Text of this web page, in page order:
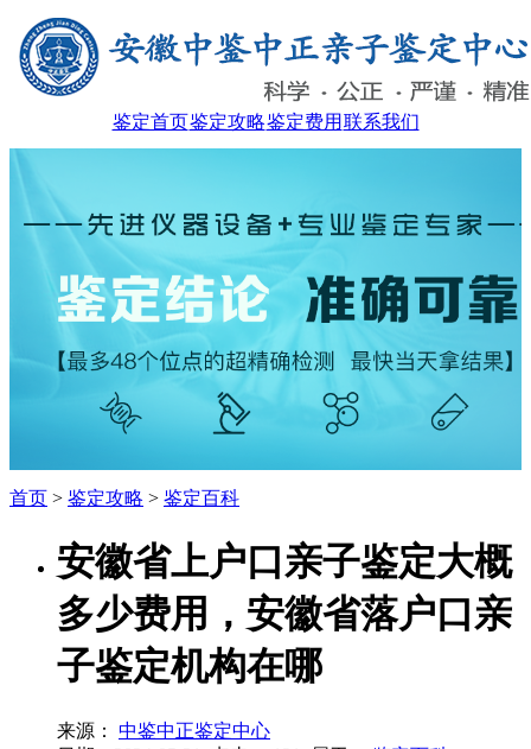
鉴定首页鉴定攻略鉴定费用 联系我们
首页 > 鉴定攻略 > 鉴定百科
安徽省上户口亲子鉴定大概
多少费用，安徽省落户口亲
子鉴定机构在哪
来源：
中鉴中正鉴定中心